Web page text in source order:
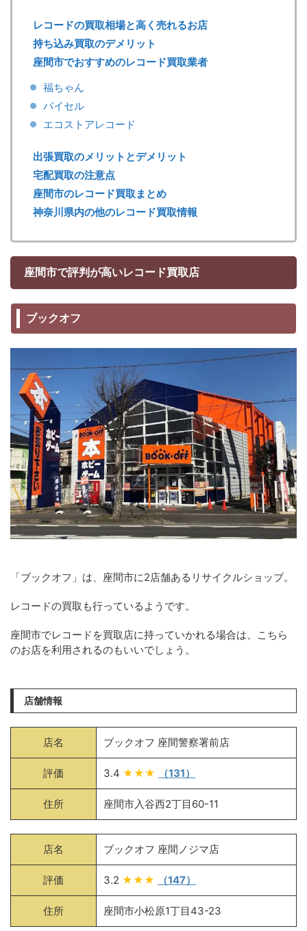
レコードの買取相場と高く売れるお店
持ち込み買取のデメリット
座間市でおすすめのレコード買取業者
福ちゃん
バイセル
エコストアレコード
出張買取のメリットとデメリット
宅配買取の注意点
座間市のレコード買取まとめ
神奈川県内の他のレコード買取情報
座間市で評判が高いレコード買取店
ブックオフ
「ブックオフ」は、座間市に2店舗あるリサイクルショップ。
レコードの買取も行っているようです。
座間市でレコードを買取店に持っていかれる場合は、こちら
のお店を利用されるのもいいでしょう。
店舗情報
店名 ブックオフ 座間警察署前店
評価 3.4 ★★★ （131）
住所 座間市入谷西2丁目60-11
店名 ブックオフ 座間ノジマ店
評価 3.2 ★★★ （147）
住所 座間市小松原1丁目43-23